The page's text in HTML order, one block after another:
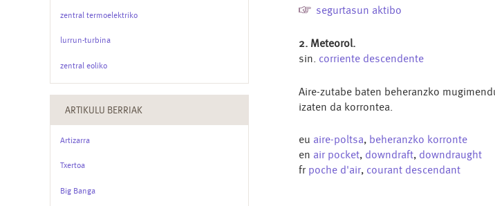
segurtasun aktibo
2. Meteorol.
sin. corriente descendente
Aire-zutabe baten beheranzko
izaten da korrontea.
eu aire-poltsa, beheranzko korronte
en air pocket, downdraft, downdraught
fr poche d'air, courant descendant
zentral termoelektriko
lurrun-turbina
zentral eoliko
ARTIKULU BERRIAK
Artizarra
Txertoa
Big Banga